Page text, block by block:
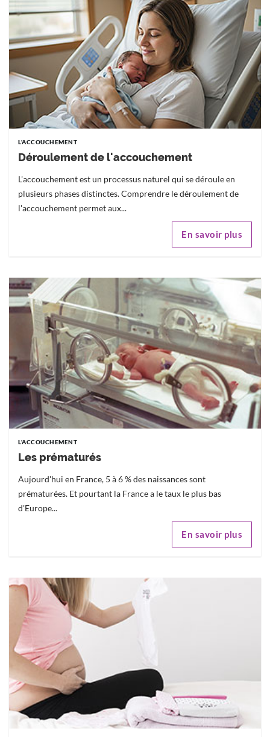
L'ACCOUCHEMENT
Déroulement de l'accouchement
L'accouchement est un processus naturel qui se déroule en
plusieurs phases distinctes. Comprendre le déroulement de
l'accouchement permet aux...
En savoir plus
L'ACCOUCHEMENT
Les prématurés
Aujourd'hui en France, 5 à 6 % des naissances sont
prématurées. Et pourtant la France a le taux le plus bas
d'Europe...
En savoir plus